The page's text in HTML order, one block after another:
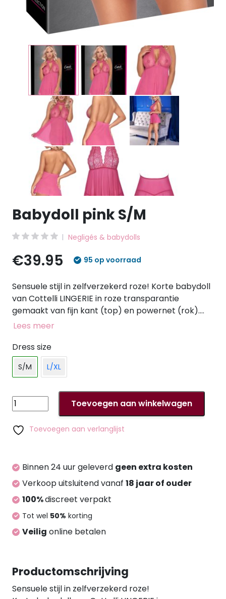
Babydoll pink S/M
Negligés & babydolls
€39.95 95 op voorraad
Sensuele stijl in zelfverzekerd roze! Korte babydoll
van Cottelli LINGERIE in roze transparantie
gemaakt van fijn kant (top) en powernet (rok).
Zacht en elastisch voor een hoog draagcomfort.
kanten halterneck. Rugloos, halterneck met gesp
in de nek. Een bijpassende string is inbegrepen.
90% polyamide, 10% elastaan.
Lees meer
Dress size
S/M L/XL
Babydoll
pink
S/M
aantal
Toevoegen aan winkelwagen
Toevoegen aan verlanglijst
Binnen 24 uur geleverd geen extra kosten
Verkoop uitsluitend vanaf 18 jaar of ouder
100%discreet verpakt
Tot wel 50% korting
Veilig online betalen
Productomschrijving
Sensuele stijl in zelfverzekerd roze!